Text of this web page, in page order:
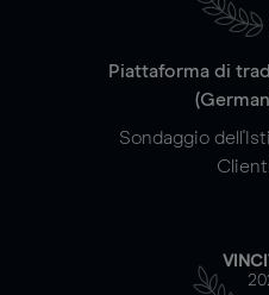
Piattaforma di
Sondaggio